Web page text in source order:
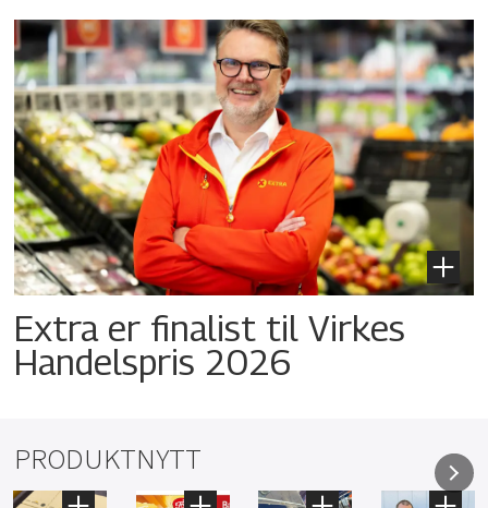
Extra er finalist til Virkes
Handelspris 2026
PRODUKTNYTT